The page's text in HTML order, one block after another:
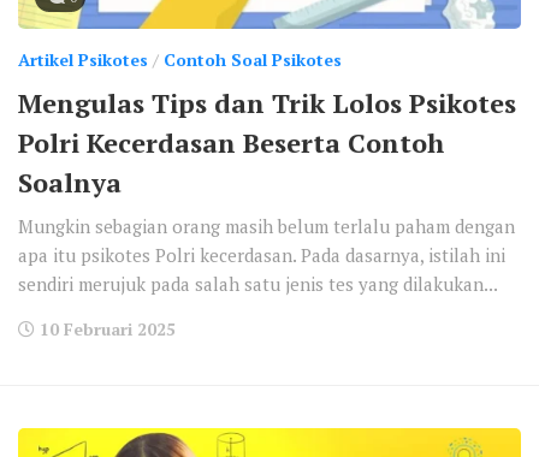
Artikel Psikotes / Contoh Soal Psikotes
Mengulas Tips dan Trik Lolos Psikotes
Polri Kecerdasan Beserta Contoh
Soalnya
Mungkin sebagian orang masih belum terlalu paham dengan
apa itu psikotes Polri kecerdasan. Pada dasarnya, istilah ini
sendiri merujuk pada salah satu jenis tes yang dilakukan...
10 Februari 2025